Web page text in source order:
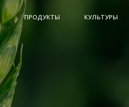
ПРОДУКТЫ КУЛЬТУРЫ